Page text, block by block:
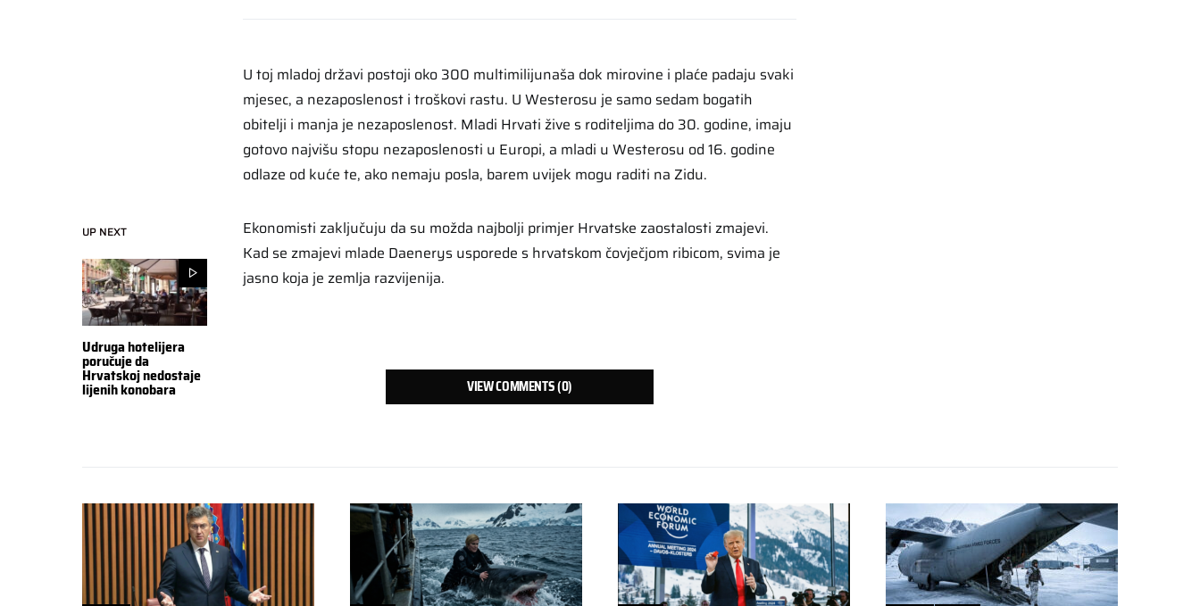
UP NEXT
Udruga hotelijera
poručuje da
Hrvatskoj nedostaje
lijenih konobara
U toj mladoj državi postoji oko 300 multimilijunaša dok mirovine i plaće padaju svaki
mjesec, a nezaposlenost i troškovi rastu. U Westerosu je samo sedam bogatih
obitelji i manja je nezaposlenost. Mladi Hrvati žive s roditeljima do 30. godine, imaju
gotovo najvišu stopu nezaposlenosti u Europi, a mladi u Westerosu od 16. godine
odlaze od kuće te, ako nemaju posla, barem uvijek mogu raditi na Zidu.
Ekonomisti zaključuju da su možda najbolji primjer Hrvatske zaostalosti zmajevi.
Kad se zmajevi mlade Daenerys usporede s hrvatskom čovječjom ribicom, svima je
jasno koja je zemlja razvijenija.
VIEW COMMENTS (0)